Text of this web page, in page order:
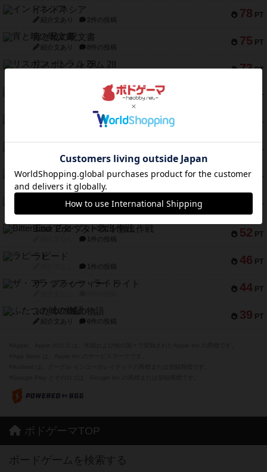
78 PT
インドネシア
紹介文あり 2件の投稿
75 PT
宵と暁の呪文書
紹介文あり 8件の投稿
73 PT
リスボン・トラム 28
PT
1件の投稿
PT
1件の投稿
PT
紹介文なし 1件の投稿
59 PT
スモールワールド
紹介文あり 13件の投稿
PT
ギャンブラー
52 PT
Bitter End ブタペスト救出作戦
1件の投稿
46 PT
ラピード
1件の投稿
44 PT
ザ・フラッフィー・ライト
39 PT
ふたつの城の物語
紹介文あり 6件の投稿
ボドゲーマTOP
ボードゲームを検索する